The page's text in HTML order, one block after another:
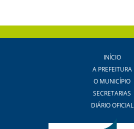
INÍCIO
A PREFEITURA
O MUNICÍPIO
SECRETARIAS
DIÁRIO OFICIAL